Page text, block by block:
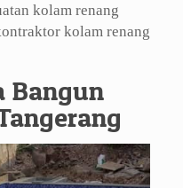
kolam renang
kolam renang
Bangun